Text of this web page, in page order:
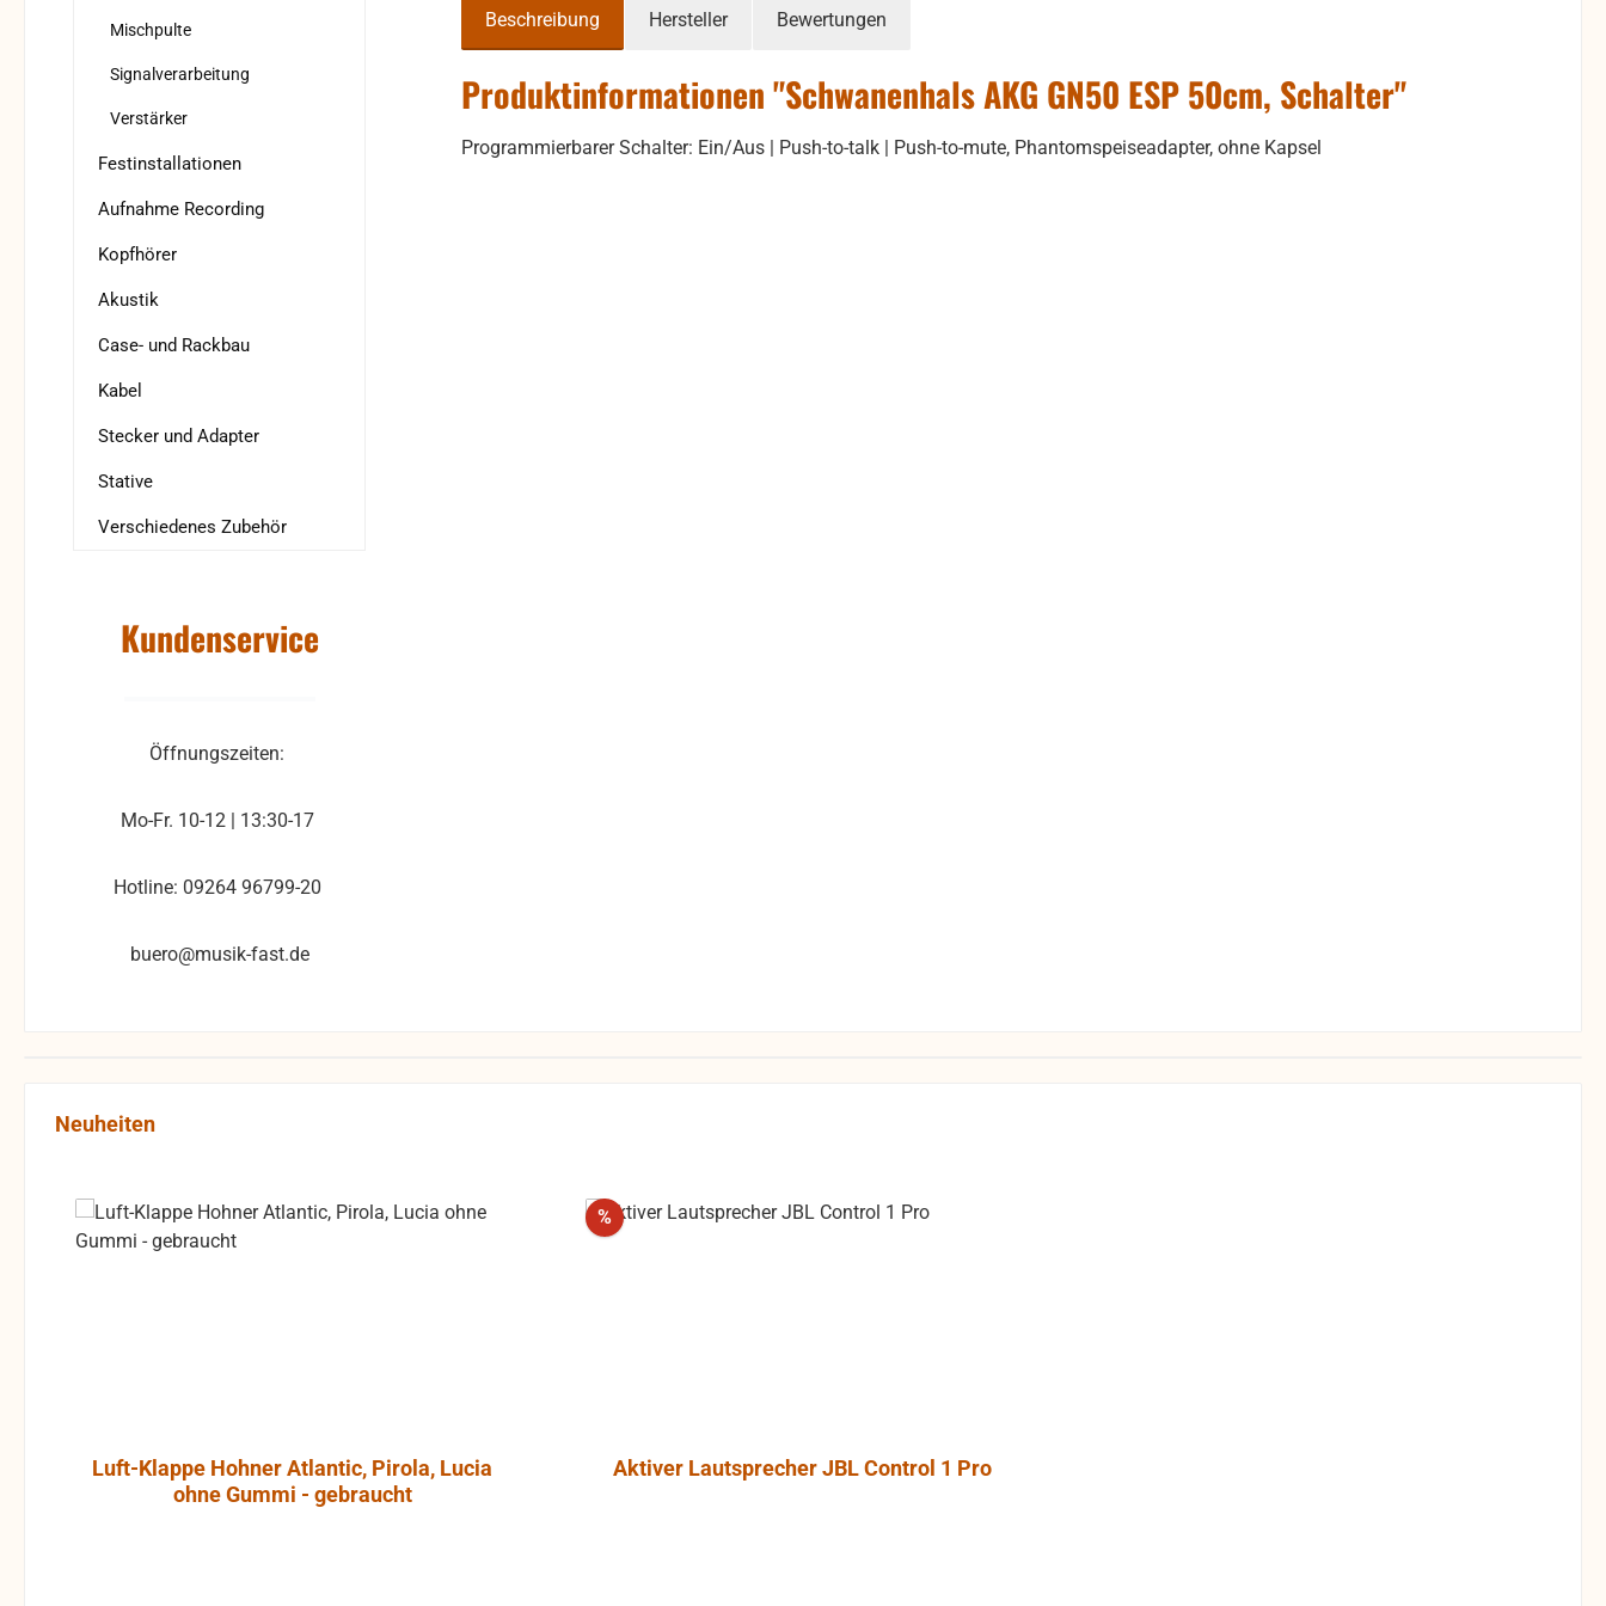
Mischpulte
Signalverarbeitung
Verstärker
Festinstallationen
Aufnahme Recording
Kopfhörer
Akustik
Case- und Rackbau
Kabel
Stecker und Adapter
Stative
Verschiedenes Zubehör
Kundenservice
Öffnungszeiten:
Mo-Fr. 10-12 | 13:30-17
Hotline: 09264 96799-20
buero@musik-fast.de
Beschreibung Hersteller Bewertungen
Produktinformationen "Schwanenhals AKG GN50 ESP 50cm, Schalter"
Programmierbarer Schalter: Ein/Aus | Push-to-talk | Push-to-mute, Phantomspeiseadapter, ohne Kapsel
Produktgalerie überspringen
Neuheiten
Luft-Klappe Hohner Atlantic, Pirola, Lucia
ohne Gummi - gebraucht
%Rabatt
Aktiver Lautsprecher JBL Control 1 Pro